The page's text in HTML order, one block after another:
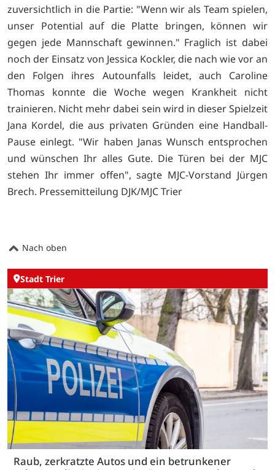
zuversichtlich in die Partie: "Wenn wir als Team spielen,
unser Potential auf die Platte bringen, können wir
gegen jede Mannschaft gewinnen." Fraglich ist dabei
noch der Einsatz von Jessica Kockler, die nach wie vor an
den Folgen ihres Autounfalls leidet, auch Caroline
Thomas konnte die Woche wegen Krankheit nicht
trainieren. Nicht mehr dabei sein wird in dieser Spielzeit
Jana Kordel, die aus privaten Gründen eine Handball-
Pause einlegt. "Wir haben Janas Wunsch entsprochen
und wünschen Ihr alles Gute. Die Türen bei der MJC
stehen Ihr immer offen", sagte MJC-Vorstand Jürgen
Brech. Pressemitteilung DJK/MJC Trier
Nach oben
Stadt Trier
Raub, zerkratzte Autos und ein betrunkener